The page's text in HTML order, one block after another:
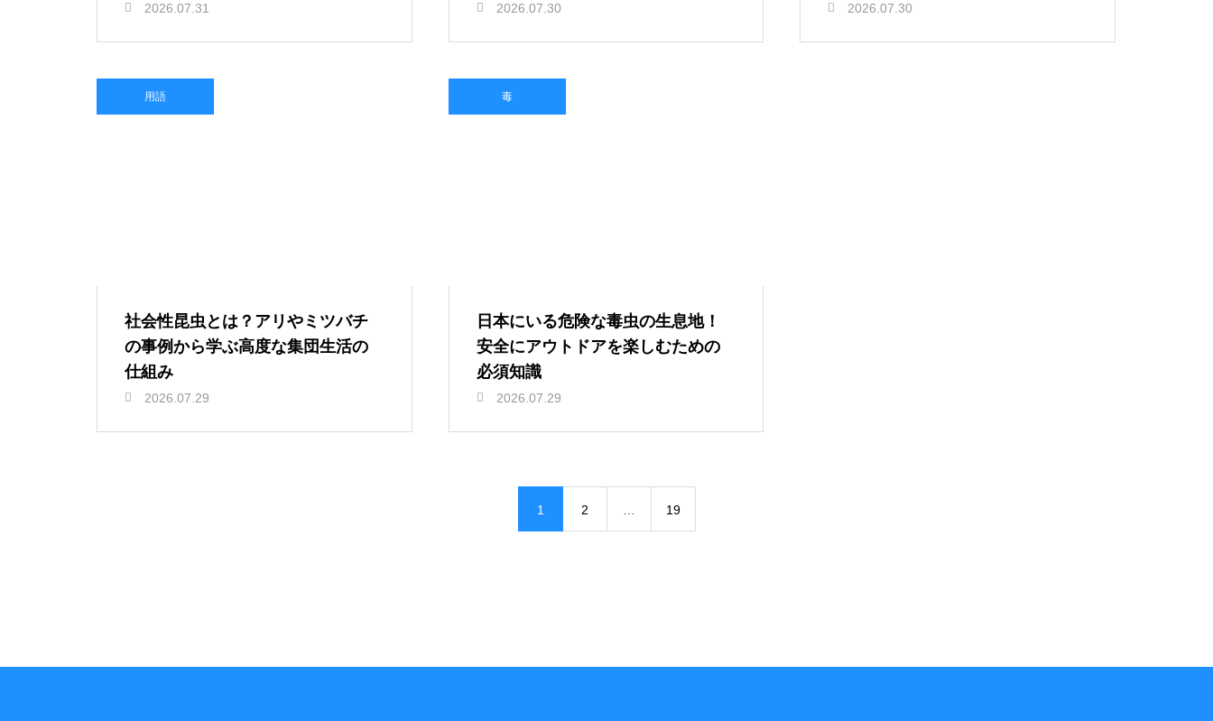
2026.07.31 2026.07.30 2026.07.30
用語
社会性昆虫とは？アリやミツバチ
の事例から学ぶ高度な集団生活の
仕組み
2026.07.29
毒
日本にいる危険な毒虫の生息地！
安全にアウトドアを楽しむための
必須知識
2026.07.29
1 2 19